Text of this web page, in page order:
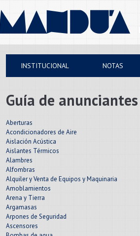
INSTITUCIONAL NOTAS
Guía de anunciantes
Aberturas
Acondicionadores de Aire
Aislación Acústica
Aislantes Térmicos
Alambres
Alfombras
Alquiler y Venta de Equipos y Maquinaria
Amoblamientos
Arena y Tierra
Argamasas
Arpones de Seguridad
Ascensores